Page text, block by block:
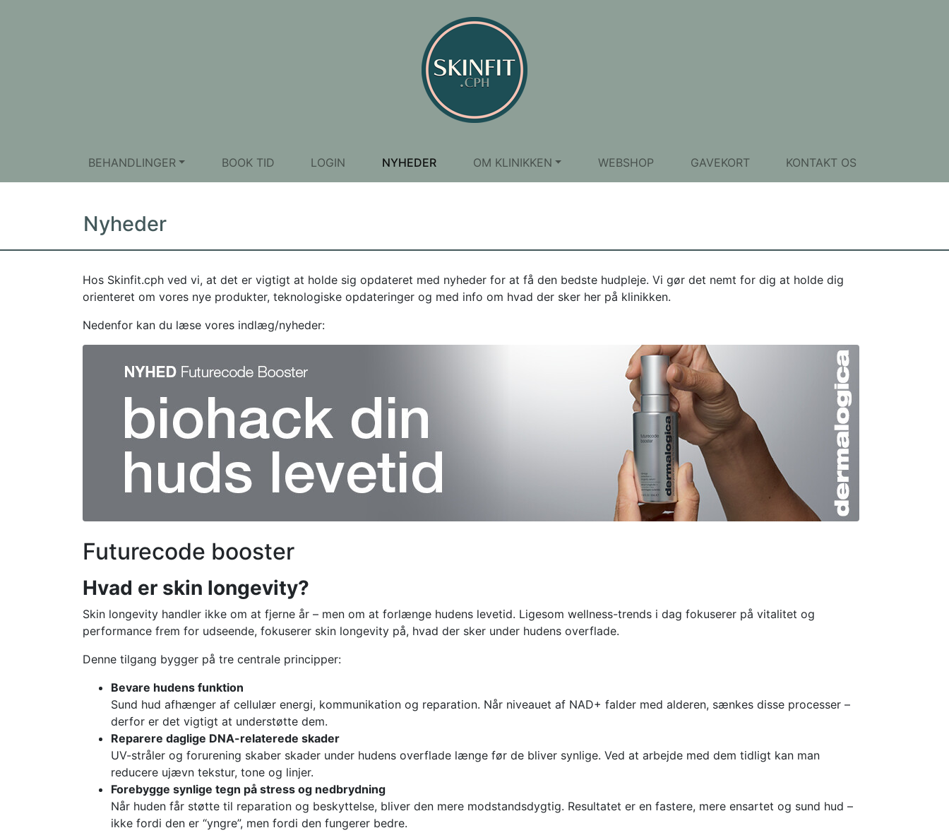
BEHANDLINGER BOOK TID LOGIN NYHEDER OM KLINIKKEN WEBSHOP GAVEKORT KONTAKT OS
Nyheder
Hos Skinfit.cph ved vi, at det er vigtigt at holde sig opdateret med nyheder for at få den bedste hudpleje. Vi gør det nemt for dig at holde dig
orienteret om vores nye produkter, teknologiske opdateringer og med info om hvad der sker her på klinikken.
Nedenfor kan du læse vores indlæg/nyheder:
Futurecode booster
Hvad er skin longevity?
Skin longevity handler ikke om at fjerne år – men om at forlænge hudens levetid. Ligesom wellness-trends i dag fokuserer på vitalitet og
performance frem for udseende, fokuserer skin longevity på, hvad der sker under hudens overflade.
Denne tilgang bygger på tre centrale principper:
Bevare hudens funktion
Sund hud afhænger af cellulær energi, kommunikation og reparation. Når niveauet af NAD+ falder med alderen, sænkes disse processer –
derfor er det vigtigt at understøtte dem.
Reparere daglige DNA-relaterede skader
UV-stråler og forurening skaber skader under hudens overflade længe før de bliver synlige. Ved at arbejde med dem tidligt kan man
reducere ujævn tekstur, tone og linjer.
Forebygge synlige tegn på stress og nedbrydning
Når huden får støtte til reparation og beskyttelse, bliver den mere modstandsdygtig. Resultatet er en fastere, mere ensartet og sund hud –
ikke fordi den er “yngre”, men fordi den fungerer bedre.